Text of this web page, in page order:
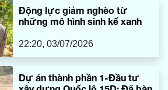
Động lực giảm nghèo từ
những mô hình sinh kế xanh
22:20, 03/07/2026
Dự án thành phần 1-Đầu tư